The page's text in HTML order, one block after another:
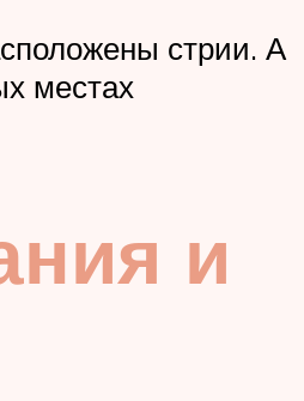
стрии. А
местах
и